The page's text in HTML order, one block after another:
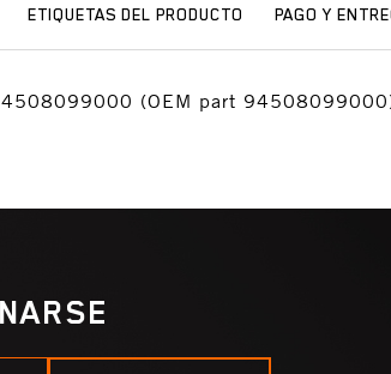
ETIQUETAS DEL PRODUCTO PAGO Y
(OEM part